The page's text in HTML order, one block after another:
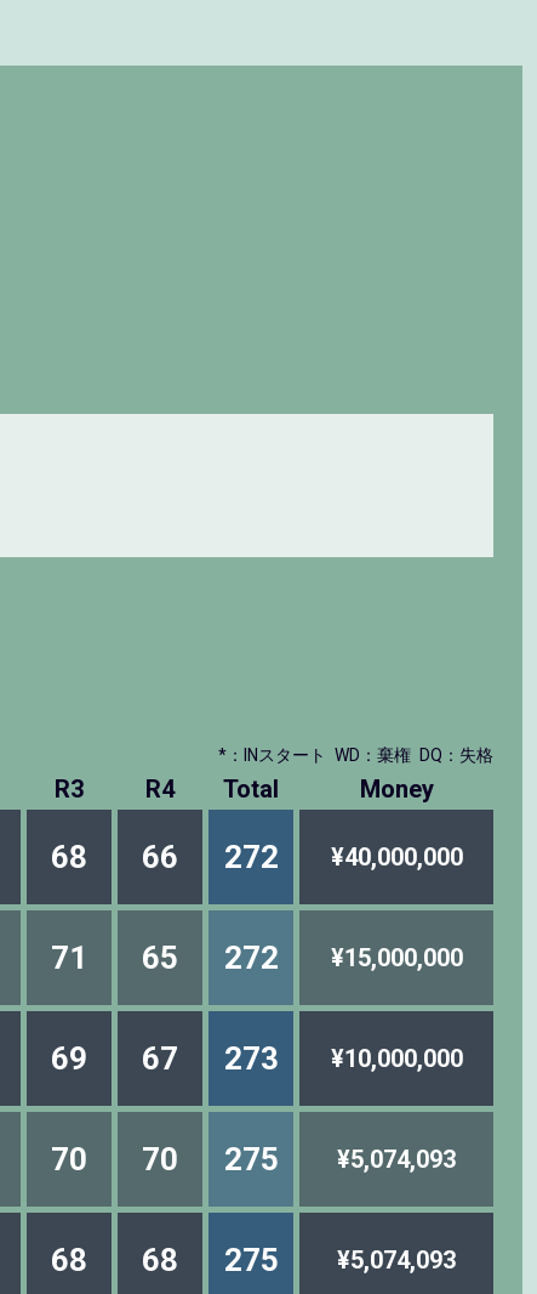
*：INスタート WD：棄権 DQ：失格
R3 R4 Total Money
68 66 272 ¥40,000,000
71 65 272 ¥15,000,000
69 67 273 ¥10,000,000
70 70 275 ¥5,074,093
68 68 275 ¥5,074,093